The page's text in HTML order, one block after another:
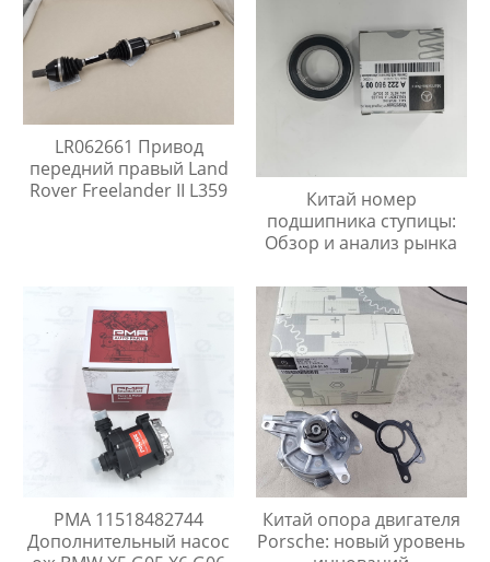
LR062661 Привод
передний правый Land
Rover Freelander II L359
Китай номер
подшипника ступицы:
Обзор и анализ рынка
PMA 11518482744
Дополнительный насос
Китай опора двигателя
Porsche: новый уровень